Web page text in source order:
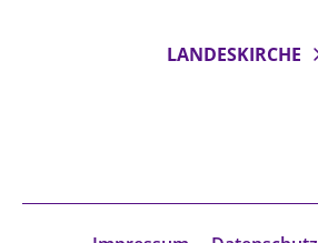
LANDESKIRCHE